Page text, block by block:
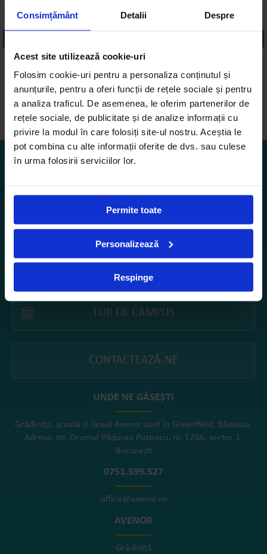
Consimțământ Detalii Despre
Acest site utilizează cookie-uri
Folosim cookie-uri pentru a personaliza conținutul și
anunțurile, pentru a oferi funcții de rețele sociale și pentru
a analiza traficul. De asemenea, le oferim partenerilor de
rețele sociale, de publicitate și de analize informații cu
privire la modul în care folosiți site-ul nostru. Aceștia le
pot combina cu alte informații oferite de dvs. sau culese
în urma folosirii serviciilor lor.
Permite toate
Personalizează
Respinge
Cum arată o zi de școală în care copiii au
timp să gândească? Avenor College
minute din septembrie 2026
Citește mai mult
VIZITEAZĂ-NE
ÎNSCRIE-TE
TUR DE CAMPUS
CONTACTEAZĂ-NE
UNDE NE GĂSEȘTI
Grădinița, școala și liceul Avenor sunt în Greenfield, Băneasa.
Adresa: str. Drumul Pădurea Pustnicu, nr. 125A, sector 1,
București
0751.599.527
office@avenor.ro
AVENOR
Grădiniță